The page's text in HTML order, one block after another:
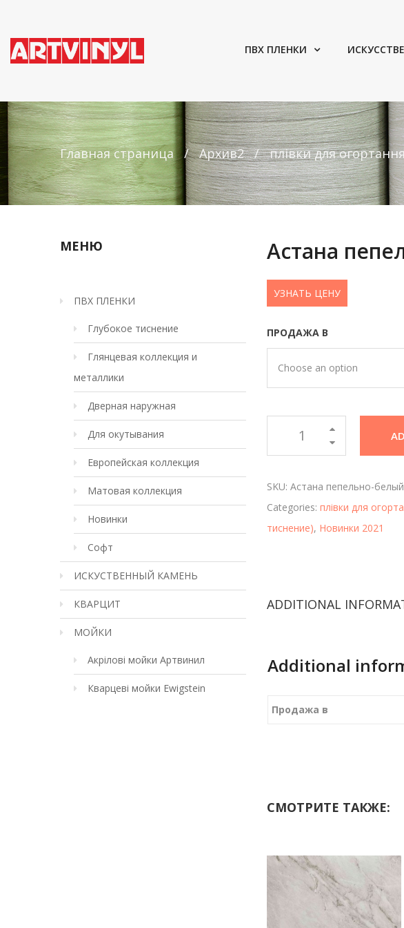
ПВХ ПЛЕНКИ
Главная страница Архив2 плівки для огортання
Астана
УЗНАТЬ ЦЕНУ
ПРОДАЖА В
Choose an option
SKU: Астана пепельно-
Categories: плівки для
тиснение), Новинки 2021
ADDITIONAL
Additional
Продажа в
СМОТРИТЕ ТАКЖЕ:
МЕНЮ
ПВХ ПЛЕНКИ
Глубокое тиснение
Глянцевая коллекция и
металлики
Дверная наружная
Для окутывания
Европейская коллекция
Матовая коллекция
Новинки
Софт
ИСКУСТВЕННЫЙ КАМЕНЬ
КВАРЦИТ
МОЙКИ
Акрілові мойки Артвинил
Кварцеві мойки Ewigstein